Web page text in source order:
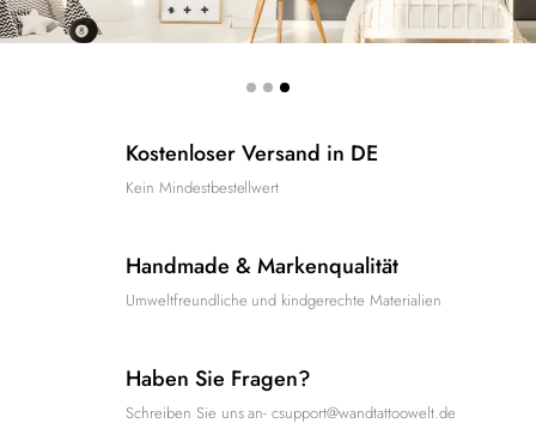
Kostenloser Versand in DE
Kein Mindestbestellwert
Handmade & Markenqualität
Umweltfreundliche und kindgerechte Materialien
Haben Sie Fragen?
Schreiben Sie uns an- csupport@wandtattoowelt.de